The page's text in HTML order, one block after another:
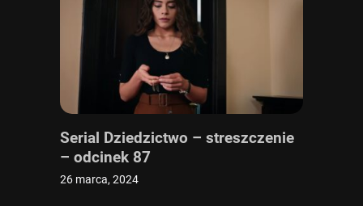
Serial Dziedzictwo – streszczenie
– odcinek 87
26 marca, 2024